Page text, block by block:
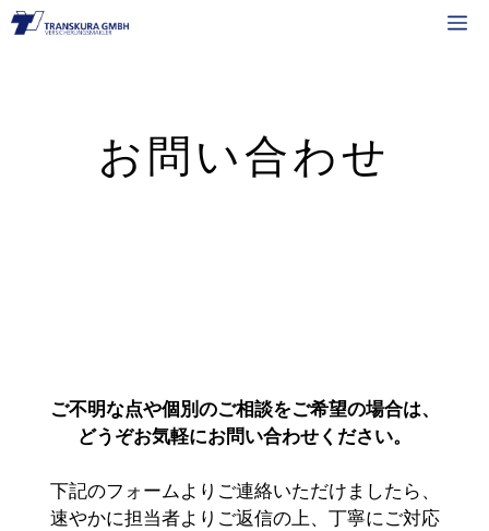
コ
ン
お問い合わせ
ご不明な点や個別のご相談をご希望の場合は、
どうぞお気軽にお問い合わせください。
下記のフォームよりご連絡いただけましたら、
速やかに担当者よりご返信の上、丁寧にご対応